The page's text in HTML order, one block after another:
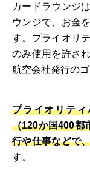
カードラウンジ
ウンジで、お金
す。プライオリ
のみ使用を許さ
航空会社発行の
プライオリテ
（120か国400都
行や仕事などで
す。